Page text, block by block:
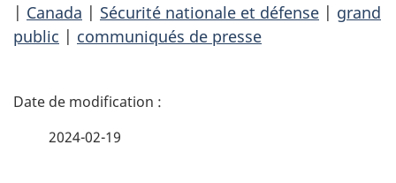
| Canada | Sécurité nationale et défense | grand
public | communiqués de presse
D
2024-02-19